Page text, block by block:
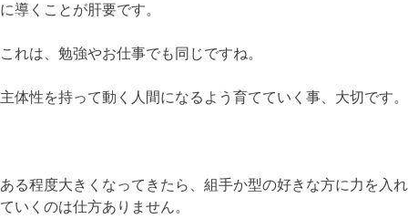
に導くことが肝要です。
これは、勉強やお仕事でも同じですね。
主体性を持って動く人間になるよう育てていく事、大切です。
ある程度大きくなってきたら、組手か型の好きな方に力を入れ
ていくのは仕方ありません。